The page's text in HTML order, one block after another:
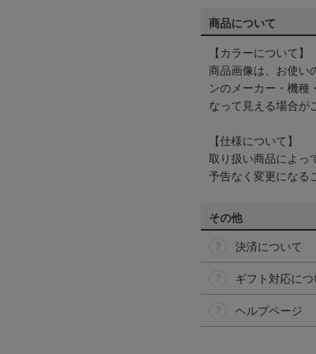
商品について
【カラーについて】
商品画像は、お使い
ンのメーカー・機種
なって見える場合が
【仕様について】
取り扱い商品によっ
予告なく変更になる
その他
決済について
ギフト対応に
ヘルプページ